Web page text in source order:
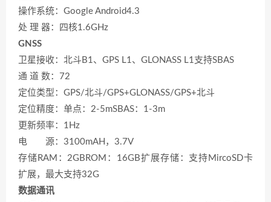
操作系统：Google Android4.3
处 理 器：四核1.6GHz
GNSS
卫星接收：北斗B1、GPS L1、GLONASS L1支持SBAS
通 道 数：72
定位类型：GPS/北斗/GPS+GLONASS/GPS+北斗
定位精度：单点：2-5mSBAS：1-3m
更新频率：1Hz
电 源：3100mAH，3.7V
存储RAM：2GBROM：16GB扩展存储：支持MircoSD卡
扩展，最大支持32G
数据通讯